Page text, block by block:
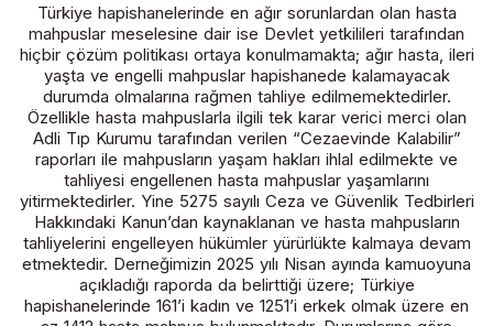
Türkiye hapishanelerinde en ağır sorunlardan olan hasta
mahpuslar meselesine dair ise Devlet yetkilileri tarafından
hiçbir çözüm politikası ortaya konulmamakta; ağır hasta, ileri
yaşta ve engelli mahpuslar hapishanede kalamayacak
durumda olmalarına rağmen tahliye edilmemektedirler.
Özellikle hasta mahpuslarla ilgili tek karar verici merci olan
Adli Tıp Kurumu tarafından verilen “Cezaevinde Kalabilir”
raporları ile mahpusların yaşam hakları ihlal edilmekte ve
tahliyesi engellenen hasta mahpuslar yaşamlarını
yitirmektedirler. Yine 5275 sayılı Ceza ve Güvenlik Tedbirleri
Hakkındaki Kanun’dan kaynaklanan ve hasta mahpusların
tahliyelerini engelleyen hükümler yürürlükte kalmaya devam
etmektedir. Derneğimizin 2025 yılı Nisan ayında kamuoyuna
açıkladığı raporda da belirttiği üzere; Türkiye
hapishanelerinde 161’i kadın ve 1251’i erkek olmak üzere en